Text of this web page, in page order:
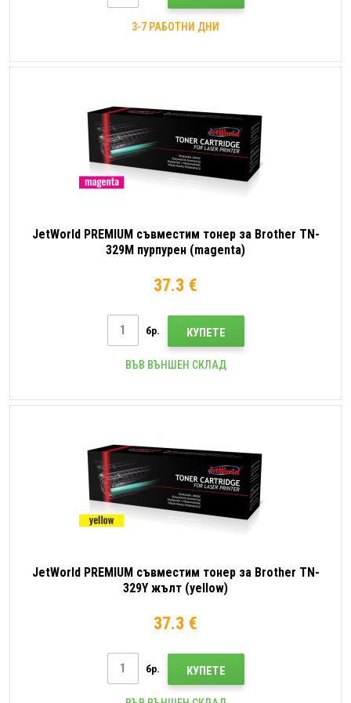
3-7 РАБОТНИ ДНИ
JetWorld PREMIUM съвместим тонер за Brother TN-
329M пурпурен (magenta)
37.3 €
бр. КУПЕТЕ
ВЪВ ВЪНШЕН СКЛАД
JetWorld PREMIUM съвместим тонер за Brother TN-
329Y жълт (yellow)
37.3 €
бр. КУПЕТЕ